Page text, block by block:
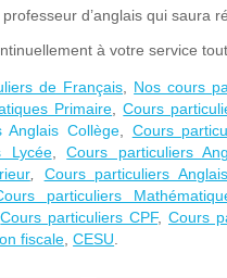
d’anglais qui saura
à votre service
de Français, Nos cours
Primaire ,Cours
Anglais Collège Cours
Lycée,Cours particuliers
, Cours particuliers
particuliers
Cours particuliers CPF, Cours
fiscale ,CESU